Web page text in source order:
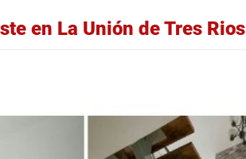
en La Unión de Tres Rios